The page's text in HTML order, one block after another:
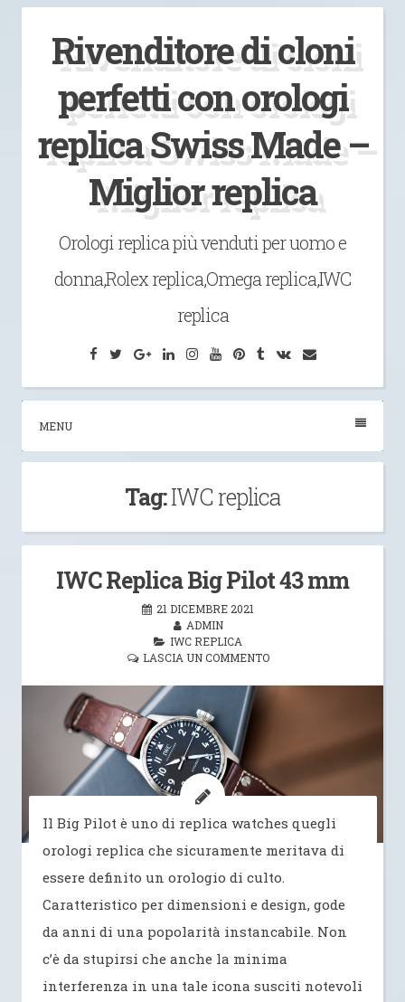
contenuto
Rivenditore di cloni
perfetti con orologi
replica Swiss Made –
Miglior replica
Orologi replica più venduti per uomo e
donna,Rolex replica,Omega replica,IWC
replica
Facebook
TwitterGoogleLinkedInInstagram
YouTubePinterest
Tumblr
VK Email
MENU
Tag:IWC replica
IWC Replica Big Pilot 43 mm
21 DICEMBRE 2021
ADMIN
IWC REPLICA
LASCIA UN COMMENTO
Il Big Pilot è uno di replica watches quegli
orologi replica che sicuramente meritava di
essere definito un orologio di culto.
Caratteristico per dimensioni e design, gode
da anni di una popolarità instancabile. Non
c’è da stupirsi che anche la minima
interferenza in una tale icona susciti notevoli